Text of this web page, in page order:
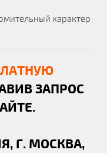
характер
ЗАПРОС
Г. МОСКВА,